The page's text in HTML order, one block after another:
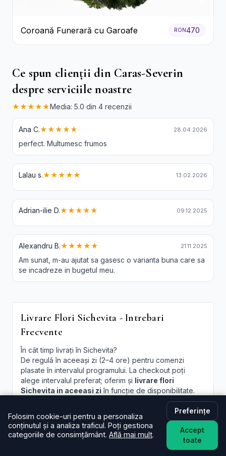
Coroană Funerară cu Garoafe RON470
Ce spun clienții din Caras-Severin
despre serviciile noastre
★★★★★Media: 5.0 din 4 recenzii
Ana C.★★★★★ 28.04.2026
perfect. Multumesc frumos
Lalau s.★★★★★ 13.02.2026
Adrian-ilie D.★★★★★ 09.12.2025
Alexandru B.★★★★★ 21.11.2025
Am sunat, m-au ajutat sa gasesc o varianta buna care sa
se incadreze in bugetul meu.
Livrare Flori Sichevita - Intrebari
Frecvente
În cât timp livrați în Sichevita?
De regulă în aceeași zi (2–4 ore) pentru comenzi
plasate în intervalul programului. La checkout poți
alege intervalul preferat; oferim și livrare flori
Sichevita in aceeasi ziîn funcție de disponibilitate.
Este livrarea de flori la domiciliu în Sichevita disponibilă
și sâmbăta?
Da, în majoritatea cazurilor livrăm și sâmbăta. În
perioade aglomerate pot exista sloturi limitate, afișate
Folosim cookie-uri pentru a personaliza
conținutul și a analiza traficul. Poți gestiona
categoriile de consimțământ. Află mai mult.
Preferințe
Accept
toate